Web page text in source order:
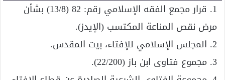
1. قرار مجمع الفقه الإسلامي رقم: 82 (13/8) بشأن
مرض نقص المناعة المكتسب (الإيدز).
2. المجلس الإسلامي للإفتاء، بيت المقدس.
3. مجموع فتاوى ابن باز (22/200).